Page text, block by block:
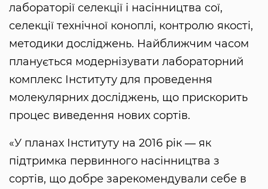
лабораторії селекції і насінництва сої,
селекції технічної коноплі, контролю якості,
методики досліджень. Найближчим часом
планується модернізувати лабораторний
комплекс Інституту для проведення
молекулярних досліджень, що прискорить
процес виведення нових сортів.
«У планах Інституту на 2016 рік ― як
підтримка первинного насінництва з
сортів, що добре зарекомендували себе в